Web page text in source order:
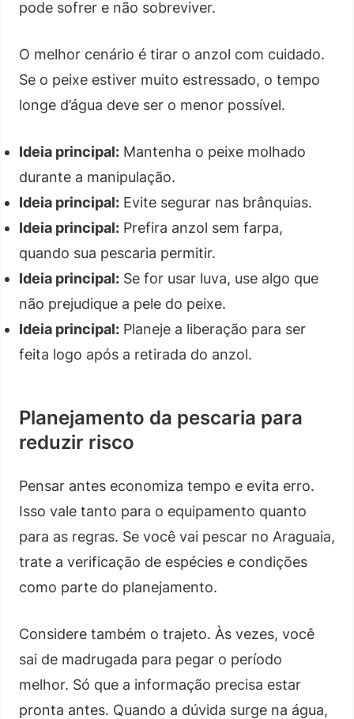
pode sofrer e não sobreviver.
O melhor cenário é tirar o anzol com cuidado.
Se o peixe estiver muito estressado, o tempo
longe d’água deve ser o menor possível.
Ideia principal: Mantenha o peixe molhado
durante a manipulação.
Ideia principal: Evite segurar nas brânquias.
Ideia principal: Prefira anzol sem farpa,
quando sua pescaria permitir.
Ideia principal: Se for usar luva, use algo que
não prejudique a pele do peixe.
Ideia principal: Planeje a liberação para ser
feita logo após a retirada do anzol.
Planejamento da pescaria para
reduzir risco
Pensar antes economiza tempo e evita erro.
Isso vale tanto para o equipamento quanto
para as regras. Se você vai pescar no Araguaia,
trate a verificação de espécies e condições
como parte do planejamento.
Considere também o trajeto. Às vezes, você
sai de madrugada para pegar o período
melhor. Só que a informação precisa estar
pronta antes. Quando a dúvida surge na água,